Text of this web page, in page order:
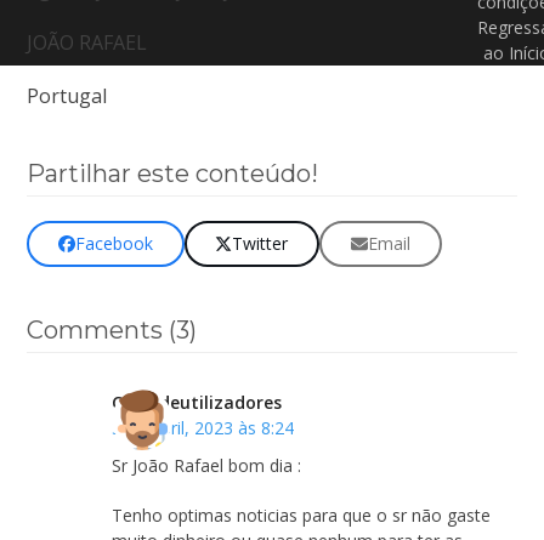
JOÃO RAFAEL
Portugal
Partilhar este conteúdo!
Facebook Twitter Email
Comments (3)
Clubedeutilizadores
3 de Abril, 2023 às 8:24
Sr João Rafael bom dia :
Tenho optimas noticias para que o sr não gaste
ao